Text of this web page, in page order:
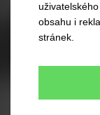
obsahu i
stránek.
Žádné